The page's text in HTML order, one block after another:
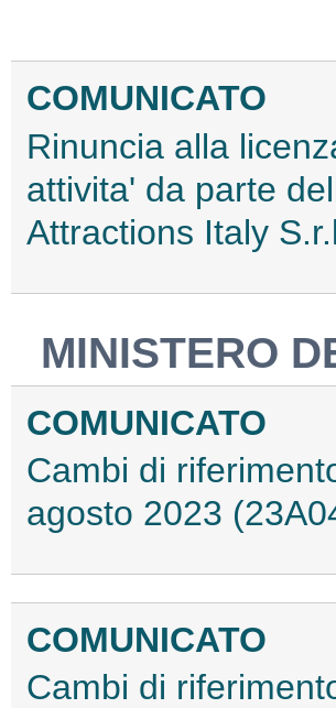
COMUNICATO
Rinuncia alla
attivita' da parte
Attractions Italy
MINISTERO
COMUNICATO
Cambi di
agosto 2023
COMUNICATO
Cambi di